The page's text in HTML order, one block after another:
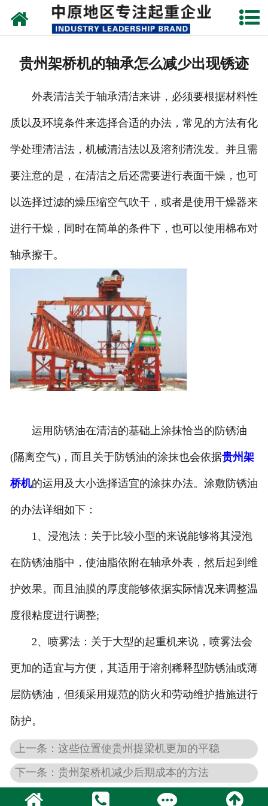
网站首页
企业视频
成功案例
联系我们
贵州架桥机的轴承怎么减少出现锈迹
外表清洁关于轴承清洁来讲，必须要根据材料性
质以及环境条件来选择合适的办法，常见的方法有化
学处理清洁法，机械清洁法以及溶剂清洗发。并且需
要注意的是，在清洁之后还需要进行表面干燥，也可
以选择过滤的燥压缩空气吹干，或者是使用干燥器来
进行干燥，同时在简单的条件下，也可以使用棉布对
轴承擦干。
运用防锈油在清洁的基础上涂抹恰当的防锈油
(隔离空气)，而且关于防锈油的涂抹也会依据贵州架
桥机的运用及大小选择适宜的涂抹办法。涂敷防锈油
的办法详细如下：
1、浸泡法：关于比较小型的来说能够将其浸泡
在防锈油脂中，使油脂依附在轴承外表，然后起到维
护效果。而且油膜的厚度能够依据实际情况来调整温
度很粘度进行调整;
2、喷雾法：关于大型的起重机来说，喷雾法会
更加的适宜与方便，其适用于溶剂稀释型防锈油或薄
层防锈油，但须采用规范的防火和劳动维护措施进行
防护。
上一条：这些位置使贵州提梁机更加的平稳
下一条：贵州架桥机减少后期成本的方法